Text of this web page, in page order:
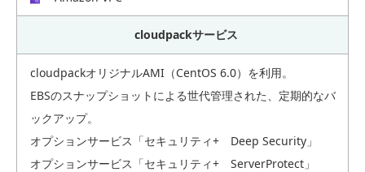
cloudpackサービス
cloudpackオリジナルAMI（CentOS 6.0）を利用。
EBSのスナップショットによる世代管理された、定期的なバ
ックアップ。
オプションサービス「セキュリティ+ Deep Security」
オプションサービス「セキュリティ+ ServerProtect」